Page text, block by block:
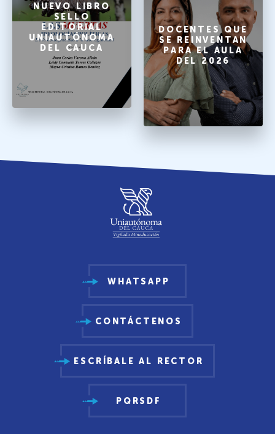
NUEVO LIBRO
SELLO
EDITORIAL
UNIAUTÓNOMA
DEL CAUCA
DOCENTES QUE
SE REINVENTAN
PARA EL AULA
DEL 2026
WHATSAPP
CONTÁCTENOS
ESCRÍBALE AL RECTOR
PQRSDF